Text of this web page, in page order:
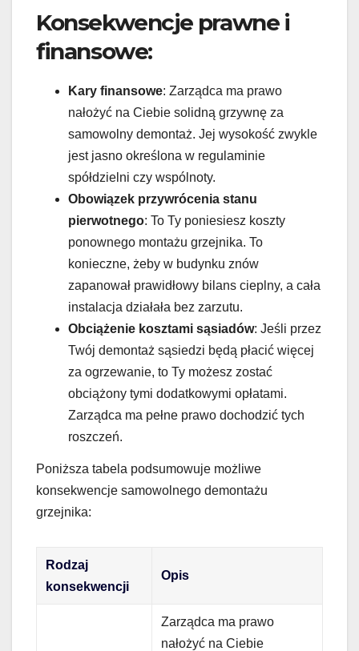
Konsekwencje prawne i
finansowe:
Kary finansowe: Zarządca ma prawo
nałożyć na Ciebie solidną grzywnę za
samowolny demontaż. Jej wysokość zwykle
jest jasno określona w regulaminie
spółdzielni czy wspólnoty.
Obowiązek przywrócenia stanu
pierwotnego: To Ty poniesiesz koszty
ponownego montażu grzejnika. To
konieczne, żeby w budynku znów
zapanował prawidłowy bilans cieplny, a cała
instalacja działała bez zarzutu.
Obciążenie kosztami sąsiadów: Jeśli przez
Twój demontaż sąsiedzi będą płacić więcej
za ogrzewanie, to Ty możesz zostać
obciążony tymi dodatkowymi opłatami.
Zarządca ma pełne prawo dochodzić tych
roszczeń.
Poniższa tabela podsumowuje możliwe
konsekwencje samowolnego demontażu
grzejnika:
Rodzaj
konsekwencji
Opis
Zarządca ma prawo
nałożyć na Ciebie